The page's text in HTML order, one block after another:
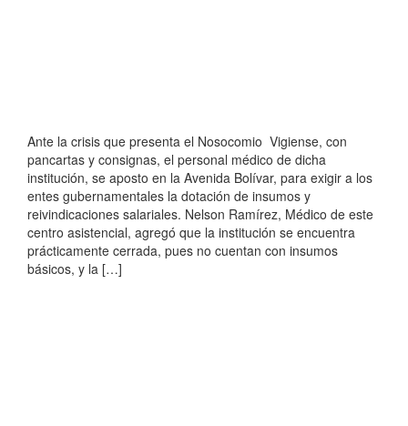
Ante la crisis que presenta el Nosocomio Vigiense, con
pancartas y consignas, el personal médico de dicha
institución, se aposto en la Avenida Bolívar, para exigir a los
entes gubernamentales la dotación de insumos y
reivindicaciones salariales. Nelson Ramírez, Médico de este
centro asistencial, agregó que la institución se encuentra
prácticamente cerrada, pues no cuentan con insumos
básicos, y la […]